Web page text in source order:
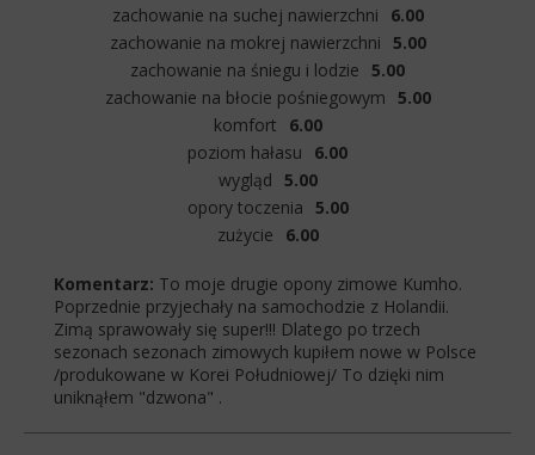
zachowanie na suchej nawierzchni
6.00
zachowanie na mokrej nawierzchni 5.00
zachowanie na śniegu i lodzie 5.00
zachowanie na błocie pośniegowym 5.00
komfort
6.00
poziom hałasu
6.00
wygląd 5.00
opory toczenia 5.00
zużycie
6.00
Komentarz: To moje drugie opony zimowe Kumho.
Poprzednie przyjechały na samochodzie z Holandii.
Zimą sprawowały się super!!! Dlatego po trzech
sezonach sezonach zimowych kupiłem nowe w Polsce
/produkowane w Korei Południowej/ To dzięki nim
uniknąłem "dzwona" .